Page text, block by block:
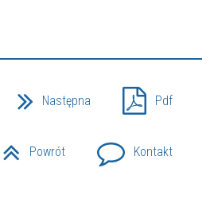
Następna Pdf
Powrót Kontakt